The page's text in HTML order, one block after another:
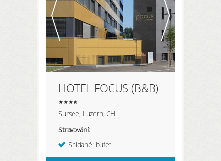
HOTEL FOCUS (B&B)
Sursee, Luzern, CH
Stravování:
Snídaně: bufet